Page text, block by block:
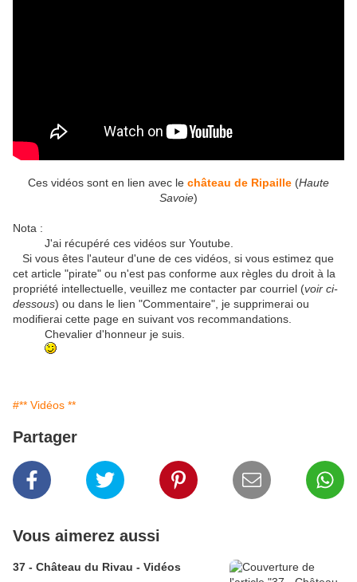
Ces vidéos sont en lien avec le château de Ripaille (Haute
Savoie)
Nota :
J'ai récupéré ces vidéos sur Youtube.
Si vous êtes l'auteur d'une de ces vidéos, si vous estimez que
cet article "pirate" ou n'est pas conforme aux règles du droit à la
propriété intellectuelle, veuillez me contacter par courriel (voir ci-
dessous) ou dans le lien "Commentaire", je supprimerai ou
modifierai cette page en suivant vos recommandations.
Chevalier d'honneur je suis.
#** Vidéos **
Partager
Vous aimerez aussi
37 - Château du Rivau - Vidéos